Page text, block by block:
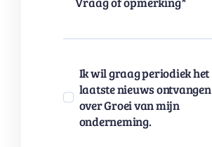
Ik wil graag periodiek het
laatste nieuws ontvangen
over Groei van mijn
onderneming.